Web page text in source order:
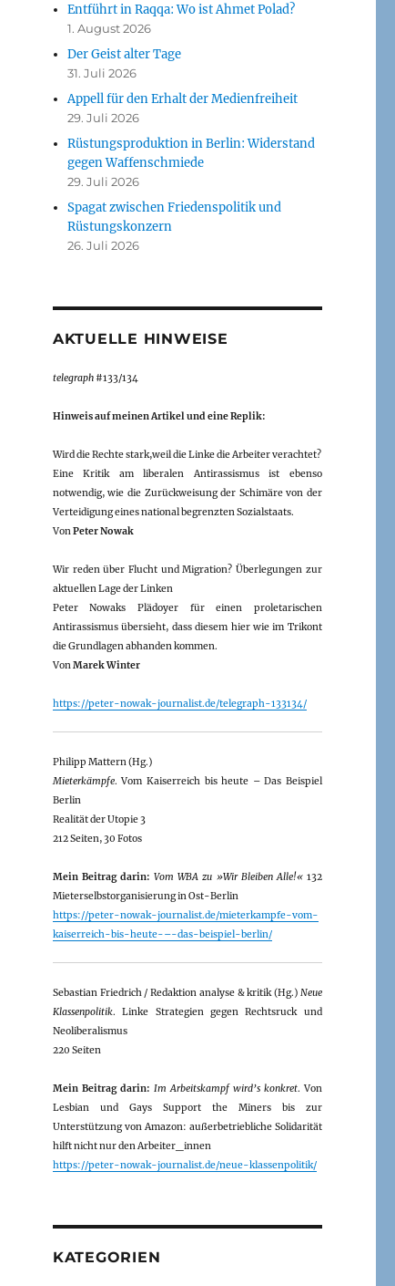
Entführt in Raqqa: Wo ist Ahmet Polad?
1. August 2026
Der Geist alter Tage
31. Juli 2026
Appell für den Erhalt der Medienfreiheit
29. Juli 2026
Rüstungsproduktion in Berlin: Widerstand
gegen Waffenschmiede
29. Juli 2026
Spagat zwischen Friedenspolitik und
Rüstungskonzern
26. Juli 2026
AKTUELLE HINWEISE
telegraph#133/134
Hinweis auf meinen Artikel und eine Replik:
Wird die Rechte stark,weil die Linke die Arbeiter verachtet?
Eine Kritik am liberalen Antirassismus ist ebenso
notwendig, wie die Zurückweisung der Schimäre von der
Verteidigung eines national begrenzten Sozialstaats.
VonPeter Nowak
Wir reden über Flucht und Migration? Überlegungen zur
aktuellen Lage der Linken
Peter Nowaks Plädoyer für einen proletarischen
Antirassismus übersieht, dass diesem hier wie im Trikont
die Grundlagen abhanden kommen.
VonMarek Winter
https://peter-nowak-journalist.de/telegraph-133134/
Philipp Mattern (Hg.)
Mieterkämpfe. Vom Kaiserreich bis heute – Das Beispiel
Berlin
Realität der Utopie 3
212 Seiten, 30 Fotos
Mein Beitrag darin: Vom WBA zu »Wir Bleiben Alle!«132
Mieterselbstorganisierung in Ost-Berlin
https://peter-nowak-journalist.de/mieterkampfe-vom-
kaiserreich-bis-heute-–-das-beispiel-berlin/
Sebastian Friedrich / Redaktion analyse & kritik (Hg.) Neue
Klassenpolitik. Linke Strategien gegen Rechtsruck und
Neoliberalismus
220 Seiten
Mein Beitrag darin: Im Arbeitskampf wird’s konkret. Von
Lesbian und Gays Support the Miners bis zur
Unterstützung von Amazon: außerbetriebliche Solidarität
hilft nicht nur den Arbeiter_innen
https://peter-nowak-journalist.de/neue-klassenpolitik/
KATEGORIEN